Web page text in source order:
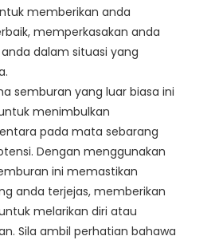
memberikan anda
memperkasakan anda
dalam situasi yang
semburan yang luar biasa ini
menimbulkan
pada mata sebarang
Dengan menggunakan
ini memastikan
anda terjejas, memberikan
melarikan diri atau
Sila ambil perhatian bahawa